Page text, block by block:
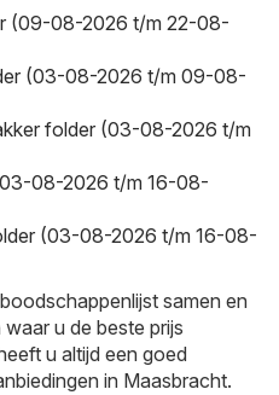
(09-08-2026 t/m 22-08-
(03-08-2026 t/m 09-08-
folder (03-08-2026 t/m
08-2026 t/m 16-08-
(03-08-2026 t/m 16-08-
samen en
u de beste prijs
u altijd een goed
in Maasbracht.